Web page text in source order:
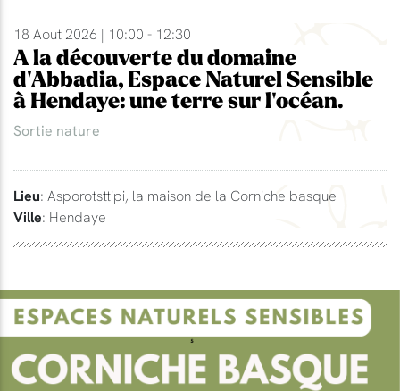
18 Aout 2026 | 10:00 - 12:30
A la découverte du domaine
d'Abbadia, Espace Naturel Sensible
à Hendaye: une terre sur l'océan.
Sortie nature
Lieu: Asporotsttipi, la maison de la Corniche basque
Ville: Hendaye